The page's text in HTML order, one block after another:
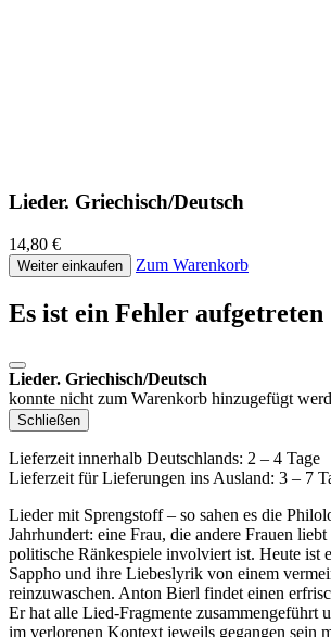
Lieder. Griechisch/Deutsch
14,80 €
Weiter einkaufen Zum Warenkorb
Es ist ein Fehler aufgetreten
Lieder. Griechisch/Deutsch
konnte nicht zum Warenkorb hinzugefügt
Schließen
Lieferzeit innerhalb Deutschlands: 2 – 4 Tage
Lieferzeit für Lieferungen ins Ausland: 3 – 7
Lieder mit Sprengstoff – so sahen es die
Jahrhundert: eine Frau, die andere Frauen
politische Ränkespiele involviert ist. Heute ist
Sappho und ihre Liebeslyrik von einem
reinzuwaschen. Anton Bierl findet einen
Er hat alle Lied-Fragmente zusammengeführt
im verlorenen Kontext jeweils gegangen sein